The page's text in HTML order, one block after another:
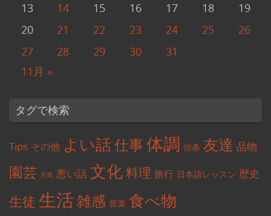
13
14 15 16 17 18
19
20
21 22 23 24 25
26
27
28 29 30
31
11月 »
タグで検索
Tips その他 よい話仕事体調 信条 友達 品物
園芸 天気 悪い話 文化料理 旅行 日本語レッスン 歴史
生徒 生活雑感 音楽 食べ物